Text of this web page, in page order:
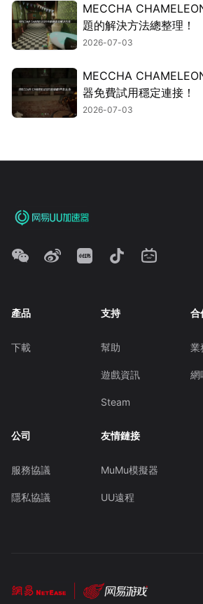
MECCHA
題的解決方法總整理！
2026-07-03
MECCHA
器免費試用穩定連接！
2026-07-03
產品
下載
支持
幫助
遊戲資訊
Steam
合
業
網
公司
服務協議
隱私協議
友情鏈接
MuMu模擬器
UU遠程